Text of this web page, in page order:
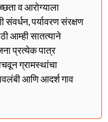
व आरोग्याला
संवर्धन, पर्यावरण संरक्षण
आम्ही सातत्याने
प्रत्येक पात्र
ग्रामस्थांचा
आणि आदर्श गाव